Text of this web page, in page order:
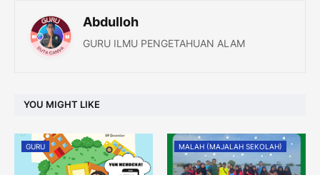
Abdulloh
GURU ILMU PENGETAHUAN ALAM
YOU MIGHT LIKE
GURU MALAH (MAJALAH SEKOLAH)